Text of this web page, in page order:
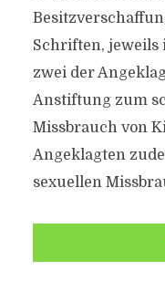
Schriften, jeweils
zwei der
Anstiftung zum
Missbrauch von
Angeklagten
sexuellen